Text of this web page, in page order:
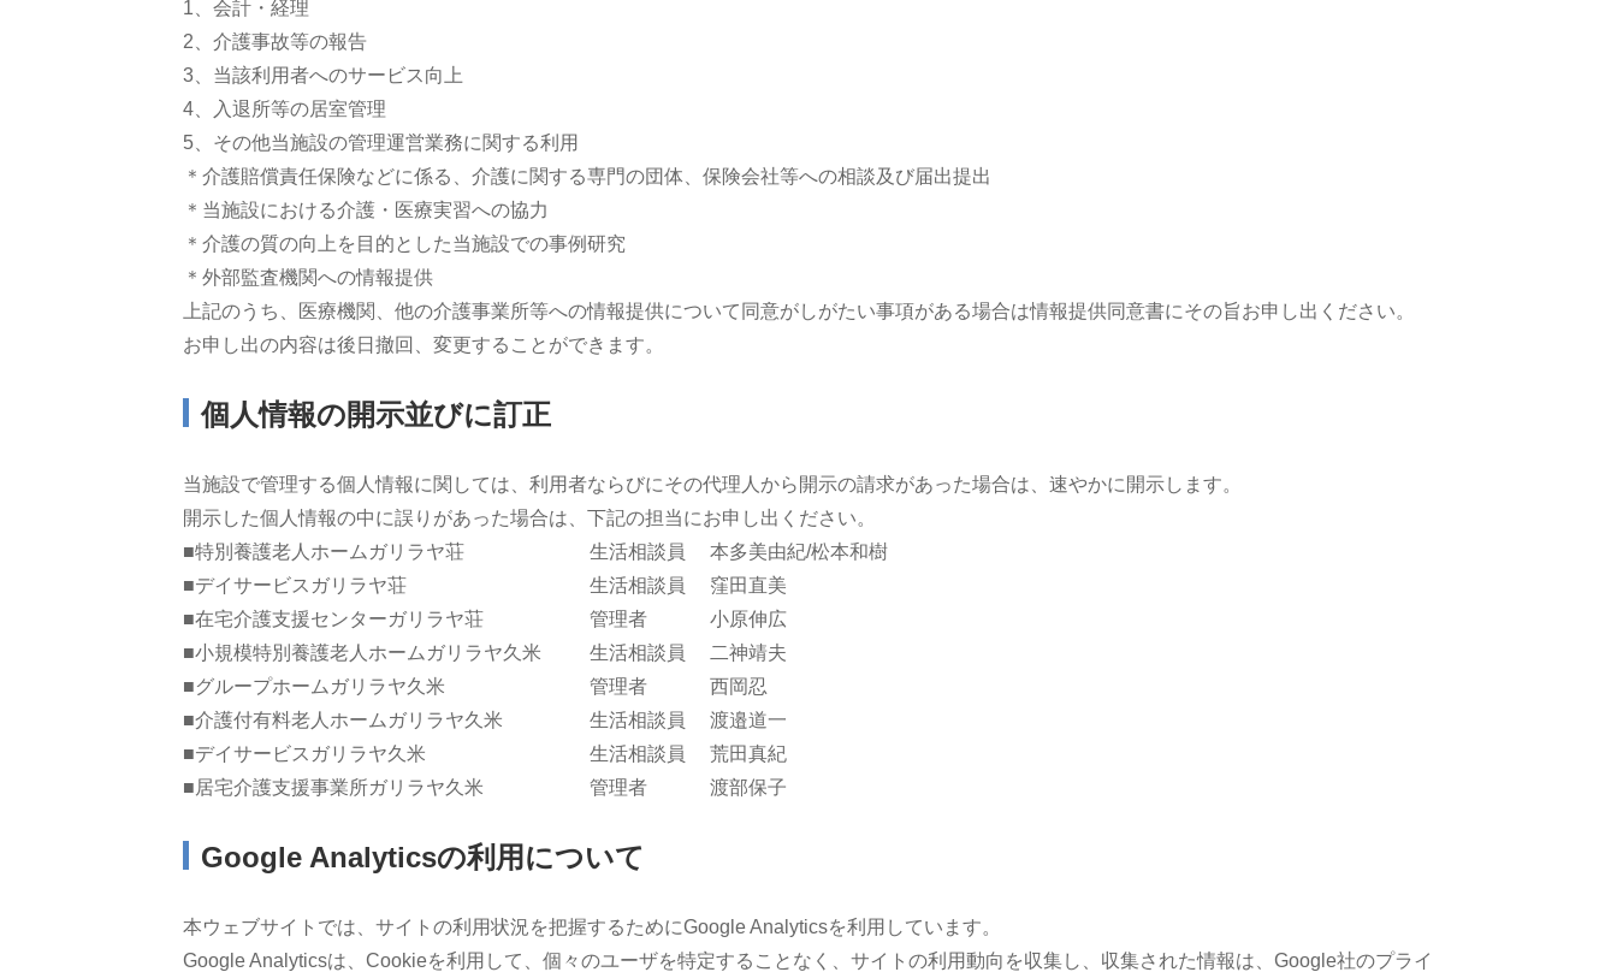
会計・経理
介護事故等の報告
当該利用者へのサービス向上
入退所等の居室管理
その他当施設の管理運営業務に関する利用
介護賠償責任保険などに係る、介護に関する専門の団体、保険会社等への相談及び届出提出
当施設における介護・医療実習への協力
介護の質の向上を目的とした当施設での事例研究
外部監査機関への情報提供
上記のうち、医療機関、他の介護事業所等への情報提供について同意がしがたい事項がある場合は情報提供同意書にその旨お申し出ください。
お申し出の内容は後日撤回、変更することができます。
個人情報の開示並びに訂正
当施設で管理する個人情報に関しては、利用者ならびにその代理人から開示の請求があった場合は、速やかに開示します。
開示した個人情報の中に誤りがあった場合は、下記の担当にお申し出ください。
■特別養護老人ホームガリラヤ荘
生活相談員
本多美由紀/松本和樹
■デイサービスガリラヤ荘
生活相談員
窪田直美
■在宅介護支援センターガリラヤ荘
管理者
小原伸広
■小規模特別養護老人ホームガリラヤ久米
生活相談員
二神靖夫
■グループホームガリラヤ久米
管理者
西岡忍
■介護付有料老人ホームガリラヤ久米
生活相談員
渡邉道一
■デイサービスガリラヤ久米
生活相談員
荒田真紀
■居宅介護支援事業所ガリラヤ久米
管理者 渡部保子
Google Analyticsの利用について
本ウェブサイトでは、サイトの利用状況を把握するためにGoogle Analyticsを利用しています。
Google Analyticsは、Cookieを利用して、個々のユーザを特定することなく、サイトの利用動向を収集し、収集された情報は、Google社のプライ